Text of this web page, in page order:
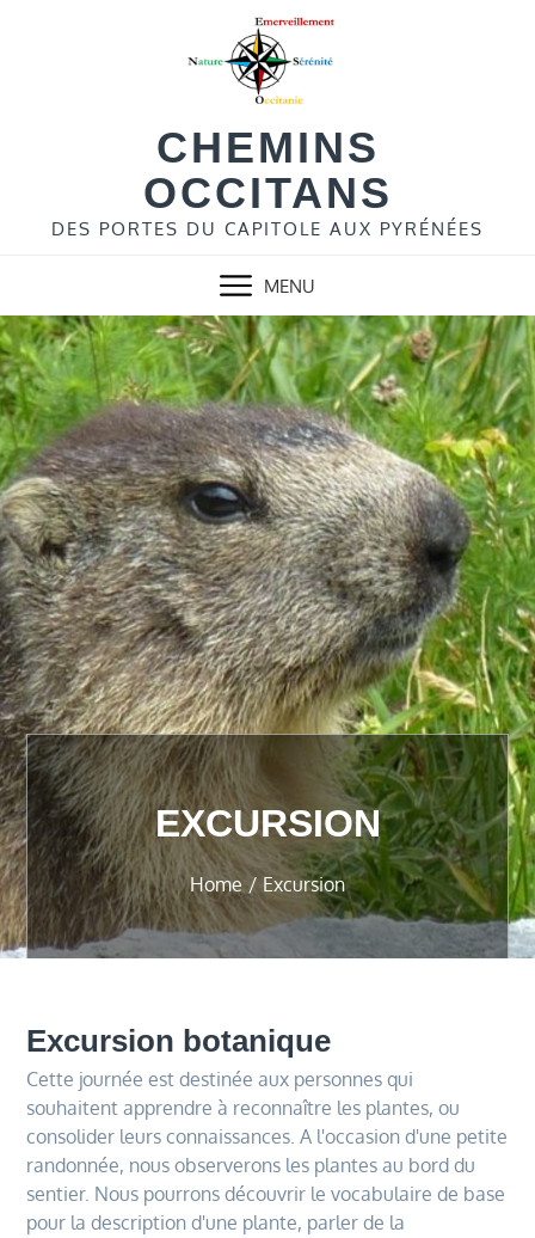
CHEMINS
OCCITANS
DES PORTES DU CAPITOLE AUX PYRÉNÉES
MENU
EXCURSION
Home Excursion
Excursion botanique
Cette journée est destinée aux personnes qui
souhaitent apprendre à reconnaître les plantes, ou
consolider leurs connaissances. A l'occasion d'une petite
randonnée, nous observerons les plantes au bord du
sentier. Nous pourrons découvrir le vocabulaire de base
pour la description d'une plante, parler de la